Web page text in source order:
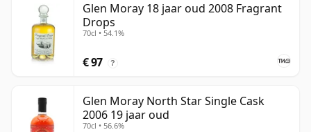
Glen Moray 18 jaar oud 2008 Fragrant
Drops
70cl • 54.1%
€ 97 ?
Glen Moray North Star Single Cask
2006 19 jaar oud
70cl • 56.6%